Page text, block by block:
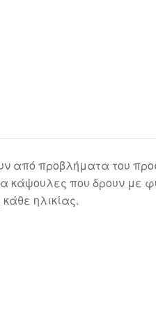
από προβλήματα του
κάψουλες που δρουν με
ηλικίας.